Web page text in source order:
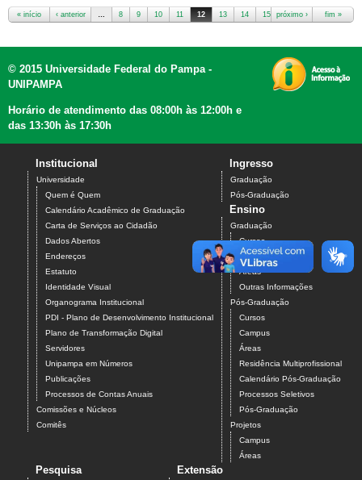
« início ‹ anterior … 8 9 10 11 12 13 14 15 16 …
próximo › fim »
© 2015 Universidade Federal do Pampa -
UNIPAMPA
Horário de atendimento das 08:00h às 12:00h e
das 13:30h às 17:30h
Institucional
Universidade
Quem é Quem
Calendário Acadêmico de Graduação
Carta de Serviços ao Cidadão
Dados Abertos
Endereços
Estatuto
Identidade Visual
Organograma Institucional
PDI - Plano de Desenvolvimento Institucional
Plano de Transformação Digital
Servidores
Unipampa em Números
Publicações
Processos de Contas Anuais
Comissões e Núcleos
Comitês
Ingresso
Graduação
Pós-Graduação
Ensino
Graduação
Cursos
Campus
Áreas
Outras Informações
Pós-Graduação
Cursos
Campus
Áreas
Residência Multiprofissional
Calendário Pós-Graduação
Processos Seletivos
Pós-Graduação
Projetos
Campus
Áreas
Pesquisa Extensão